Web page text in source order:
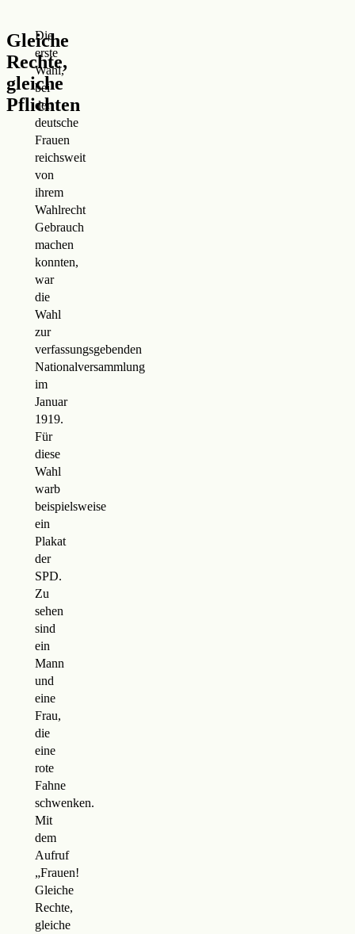
Gleiche
Rechte,
gleiche
Pflichten
Die
erste
Wahl,
bei
der
deutsche
Frauen
reichsweit
von
ihrem
Wahlrecht
Gebrauch
machen
konnten,
war
die
Wahl
zur
verfassungsgebenden
Nationalversammlung
im
Januar
1919.
Für
diese
Wahl
warb
beispielsweise
ein
Plakat
der
SPD.
Zu
sehen
sind
ein
Mann
und
eine
Frau,
die
eine
rote
Fahne
schwenken.
Mit
dem
Aufruf
„Frauen!
Gleiche
Rechte,
gleiche